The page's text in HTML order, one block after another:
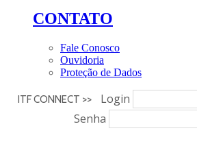
CONTATO
Fale Conosco
Ouvidoria
Proteção de Dados
ITF CONNECT >>
Login
Senha